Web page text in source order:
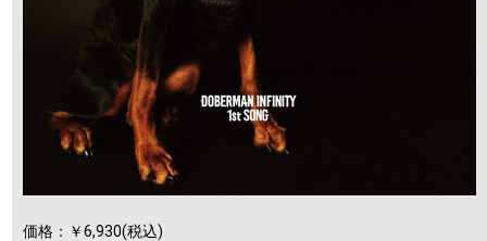
価格：￥6,930(税込)